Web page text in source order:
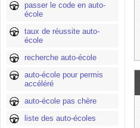
passer le code en auto-
école
taux de réussite auto-
école
recherche auto-école
auto-école pour permis
accéléré
auto-école pas chère
liste des auto-écoles